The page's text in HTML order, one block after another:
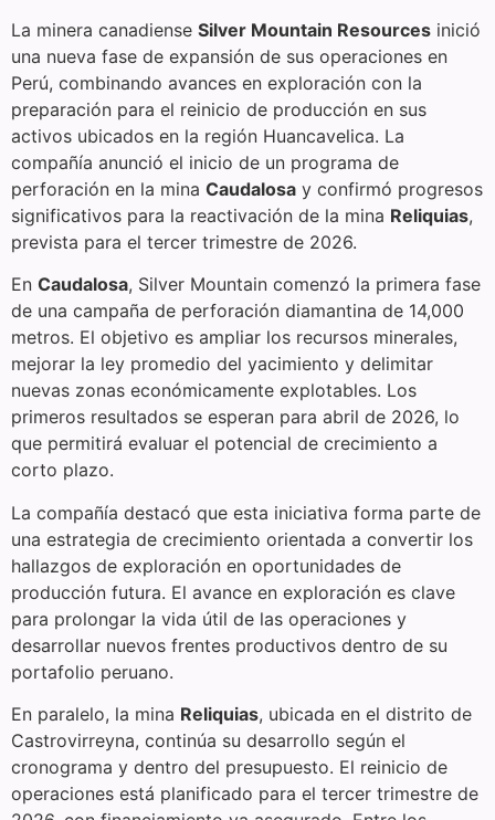
La minera canadiense Silver Mountain Resources inició
una nueva fase de expansión de sus operaciones en
Perú, combinando avances en exploración con la
preparación para el reinicio de producción en sus
activos ubicados en la región Huancavelica. La
compañía anunció el inicio de un programa de
perforación en la mina Caudalosa y confirmó progresos
significativos para la reactivación de la mina Reliquias,
prevista para el tercer trimestre de 2026.
En Caudalosa, Silver Mountain comenzó la primera fase
de una campaña de perforación diamantina de 14,000
metros. El objetivo es ampliar los recursos minerales,
mejorar la ley promedio del yacimiento y delimitar
nuevas zonas económicamente explotables. Los
primeros resultados se esperan para abril de 2026, lo
que permitirá evaluar el potencial de crecimiento a
corto plazo.
La compañía destacó que esta iniciativa forma parte de
una estrategia de crecimiento orientada a convertir los
hallazgos de exploración en oportunidades de
producción futura. El avance en exploración es clave
para prolongar la vida útil de las operaciones y
desarrollar nuevos frentes productivos dentro de su
portafolio peruano.
En paralelo, la mina Reliquias, ubicada en el distrito de
Castrovirreyna, continúa su desarrollo según el
cronograma y dentro del presupuesto. El reinicio de
operaciones está planificado para el tercer trimestre de